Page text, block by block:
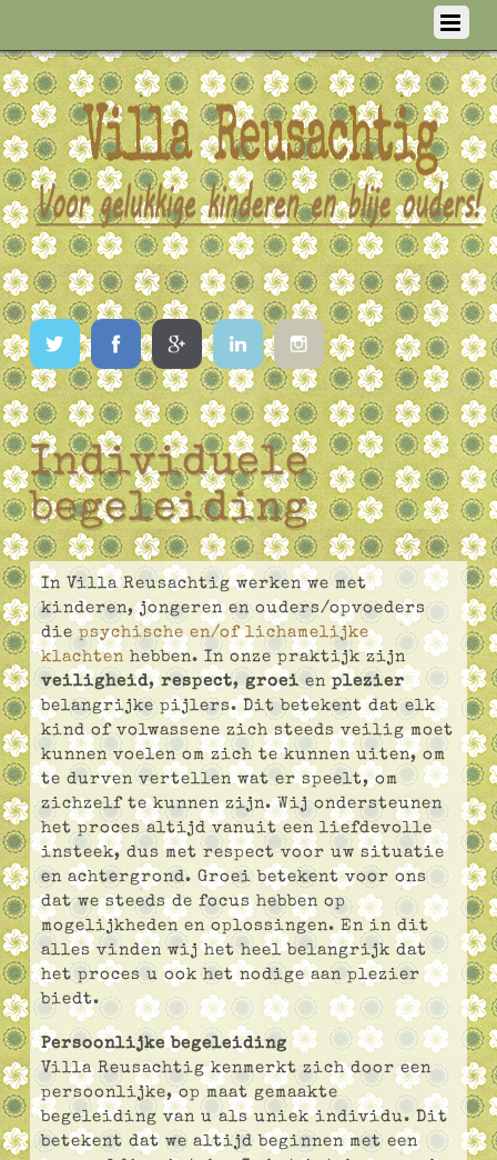
TwitterFacebookGoogleLinkedInInstagram
Individuele
begeleiding
In Villa Reusachtig werken we met
kinderen, jongeren en ouders/opvoeders
diepsychische en/of lichamelijke
klachten hebben. In onze praktijk zijn
veiligheid,respect,groeienplezier
belangrijke pijlers. Dit betekent dat elk
kind of volwassene zich steeds veilig moet
kunnen voelen om zich te kunnen uiten, om
te durven vertellen wat er speelt, om
zichzelf te kunnen zijn. Wij ondersteunen
het proces altijd vanuit een liefdevolle
insteek, dus met respect voor uw situatie
en achtergrond. Groei betekent voor ons
dat we steeds de focus hebben op
mogelijkheden en oplossingen. En in dit
alles vinden wij het heel belangrijk dat
het proces u ook het nodige aan plezier
biedt.
Persoonlijke begeleiding
Villa Reusachtig kenmerkt zich door een
persoonlijke, op maat gemaakte
begeleiding van u als uniek individu. Dit
betekent dat we altijd beginnen met een